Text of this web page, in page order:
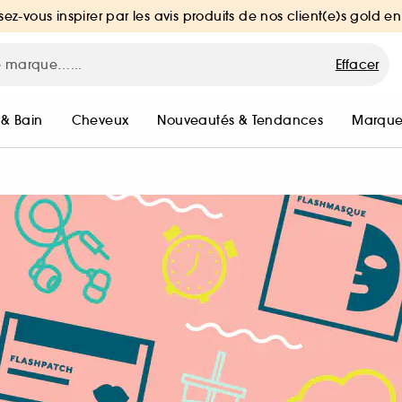
vous inspirer par les avis produits de nos client(e)s gold
Effacer
Bain Cheveux Nouveautés & Tendances